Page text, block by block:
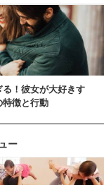
！彼女が大好きす
特徴と行動
ー